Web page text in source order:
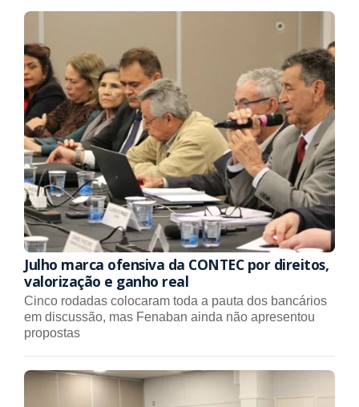
Julho marca ofensiva da CONTEC por direitos,
valorização e ganho real
Cinco rodadas colocaram toda a pauta dos bancários
em discussão, mas Fenaban ainda não apresentou
propostas